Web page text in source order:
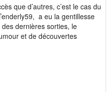
que d’autres, c’est le cas du
a eu la gentillesse
dernières sorties, le
et de découvertes